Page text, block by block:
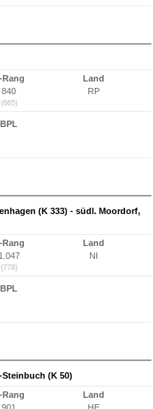
Rang
840
(665)
Land
RP
BPL
(K 333) - südl. Moordorf,
Rang
1.047
(778)
Land
NI
BPL
(K 50)
Rang
Land